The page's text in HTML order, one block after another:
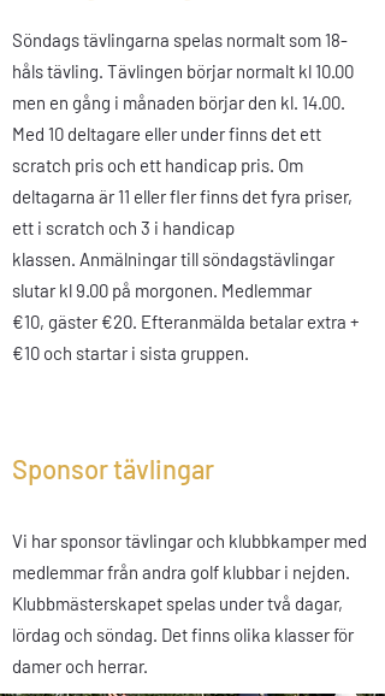
Söndags tävlingarna spelas normalt som 18-
håls tävling. Tävlingen börjar normalt kl 10.00
men en gång i månaden börjar den kl. 14.00.
Med 10 deltagare eller under finns det ett
scratch pris och ett handicap pris. Om
deltagarna är 11 eller fler finns det fyra priser,
ett i scratch och 3 i handicap
klassen. Anmälningar till söndagstävlingar
slutar kl 9.00 på morgonen. Medlemmar
€10, gäster €20. Efteranmälda betalar extra +
€10 och startar i sista gruppen.
Sponsortävlingar
Vi har sponsor tävlingar och klubbkamper med
medlemmar från andra golf klubbar i nejden.
Klubbmästerskapet spelas under två dagar,
lördag och söndag. Det finns olika klasser för
damer och herrar.